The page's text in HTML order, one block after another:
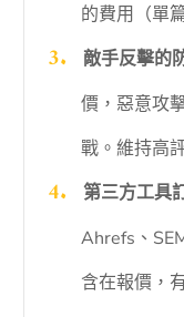
的費用（單
敵手反擊的
價，惡意攻
戰。維持高
第三方工具
Ahrefs、
含在報價，